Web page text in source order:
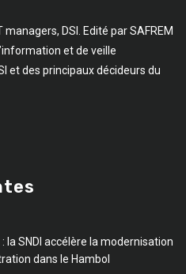
DSI. Edité par SAFREM
et de veille
et des principaux décideurs du
: la SNDI accélère la modernisation
dans le Hambol